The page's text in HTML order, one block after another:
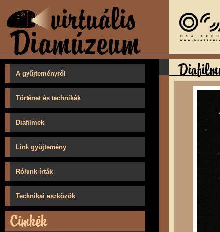
A gyűjteményről
Történet és technikák
Diafilmek
Link gyűjtemény
Rólunk írták
Technikai eszközök